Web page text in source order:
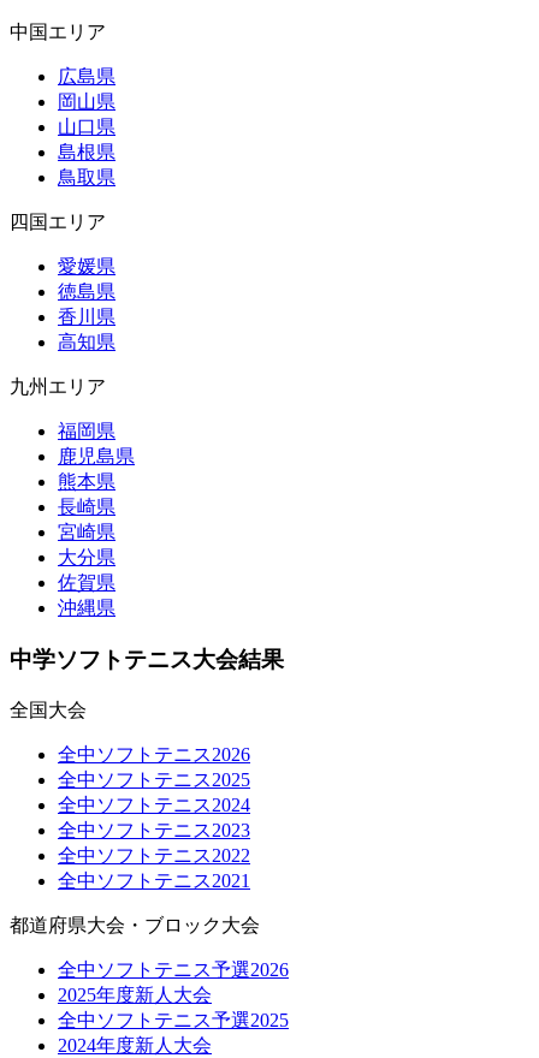
中国エリア
広島県
岡山県
山口県
島根県
鳥取県
四国エリア
愛媛県
徳島県
香川県
高知県
九州エリア
福岡県
鹿児島県
熊本県
長崎県
宮崎県
大分県
佐賀県
沖縄県
中学ソフトテニス大会結果
全国大会
全中ソフトテニス2026
全中ソフトテニス2025
全中ソフトテニス2024
全中ソフトテニス2023
全中ソフトテニス2022
全中ソフトテニス2021
都道府県大会・ブロック大会
全中ソフトテニス予選2026
2025年度新人大会
全中ソフトテニス予選2025
2024年度新人大会